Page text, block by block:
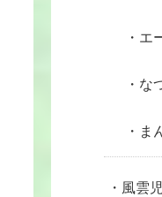
エ
な
ま
風雲